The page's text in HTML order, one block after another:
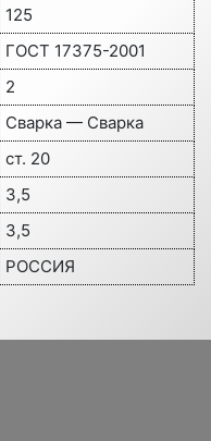
125
ГОСТ 17375-2001
2
Сварка — Сварка
ст. 20
3,5
3,5
РОССИЯ